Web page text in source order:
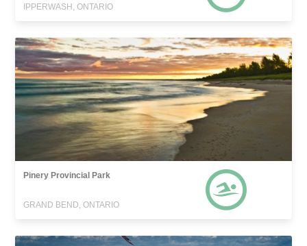
IPPERWASH, ONTARIO
Pinery Provincial Park
GRAND BEND, ONTARIO